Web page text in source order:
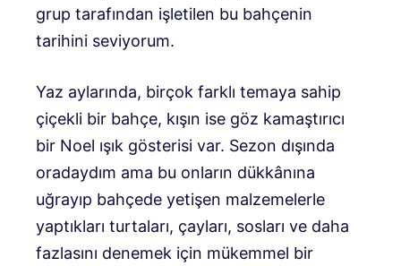
grup tarafından işletilen bu bahçenin
tarihini seviyorum.
Yaz aylarında, birçok farklı temaya sahip
çiçekli bir bahçe, kışın ise göz kamaştırıcı
bir Noel ışık gösterisi var. Sezon dışında
oradaydım ama bu onların dükkânına
uğrayıp bahçede yetişen malzemelerle
yaptıkları turtaları, çayları, sosları ve daha
fazlasını denemek için mükemmel bir